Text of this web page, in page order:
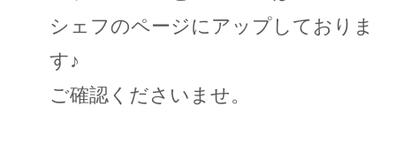
シェフのページにアップしておりま
す♪
ご確認くださいませ。